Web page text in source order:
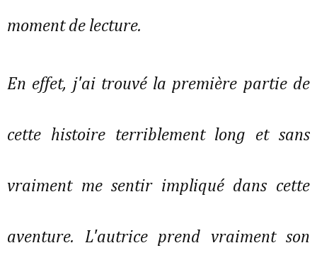
moment de lecture.
En effet, j'ai trouvé la première partie de
cette histoire terriblement long et sans
vraiment me sentir impliqué dans cette
aventure. L'autrice prend vraiment son